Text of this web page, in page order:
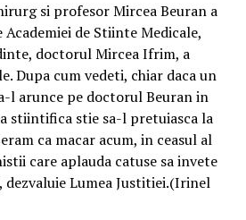
si profesor Mircea Beuran a
de Stiinte Medicale,
doctorul Mircea Ifrim, a
Dupa cum vedeti, chiar daca un
l arunce pe doctorul Beuran in
stiintifica stie sa-l pretuiasca la
ca macar acum, in ceasul al
care aplauda catuse sa invete
dezvaluie Lumea Justitiei.(Irinel